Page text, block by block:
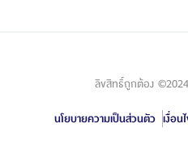
ลิขสิทธิ์ถูกต้อง
นโยบายความเป็นส่วนตัว เงื่อน